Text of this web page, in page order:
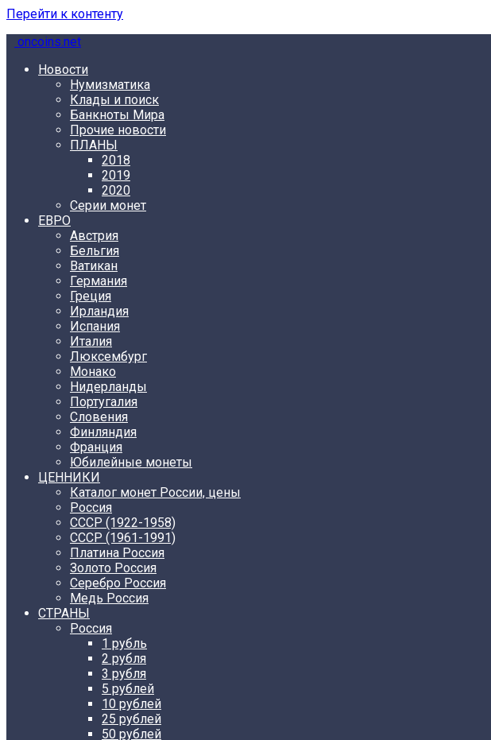
Перейти к контенту
oncoins.net
Новости
Нумизматика
Клады и поиск
Банкноты Мира
Прочие новости
ПЛАНЫ
2018
2019
2020
Серии монет
ЕВРО
Австрия
Бельгия
Ватикан
Германия
Греция
Ирландия
Испания
Италия
Люксембург
Монако
Нидерланды
Португалия
Словения
Финляндия
Франция
Юбилейные монеты
ЦЕННИКИ
Каталог монет России, цены
Россия
СССР (1922-1958)
CCCР (1961-1991)
Платина Россия
Золото Россия
Серебро Россия
Медь Россия
СТРАНЫ
Россия
1 рубль
2 рубля
3 рубля
5 рублей
10 рублей
25 рублей
50 рублей